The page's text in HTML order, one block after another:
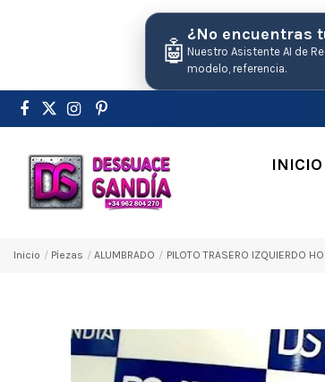
🤖
¿No encuentras
Nuestro Asistente AI de
modelo, referencia.
INICIO
Inicio Pіezas ALUMBRADO PILOTO TRASERO IZQUIERDO